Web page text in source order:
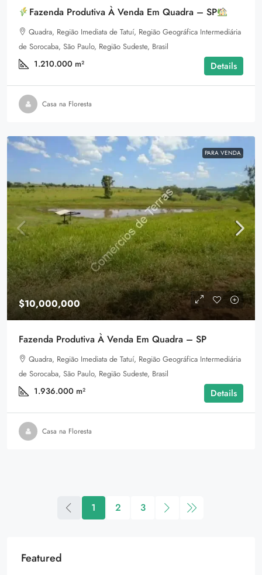
Fazenda Produtiva À Venda Em Quadra – SP
Quadra, Região Imediata de Tatuí, Região Geográfica Intermediária
de Sorocaba, São Paulo, Região Sudeste, Brasil
1.210.000 m² Details
Casa na Floresta
PARA VENDA
$10,000,000
Fazenda Produtiva À Venda Em Quadra – SP
Quadra, Região Imediata de Tatuí, Região Geográfica Intermediária
de Sorocaba, São Paulo, Região Sudeste, Brasil
1.936.000 m² Details
Casa na Floresta
1 2 3
Featured